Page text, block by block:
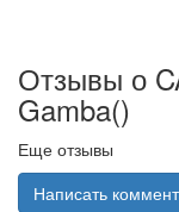
Отзывы о
Gamba()
Еще отзывы
Написать